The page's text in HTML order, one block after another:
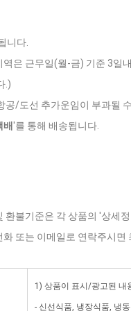
니다.
은 근무일(월-금) 기준 3일
.)
공/도선 추가운임이 부과될
배'를 통해 배송됩니다.
환불기준은 각 상품의 '상세
또는 이메일로 연락주시면
1) 상품이 표시/광고된 내
- 신선식품, 냉장식품, 냉